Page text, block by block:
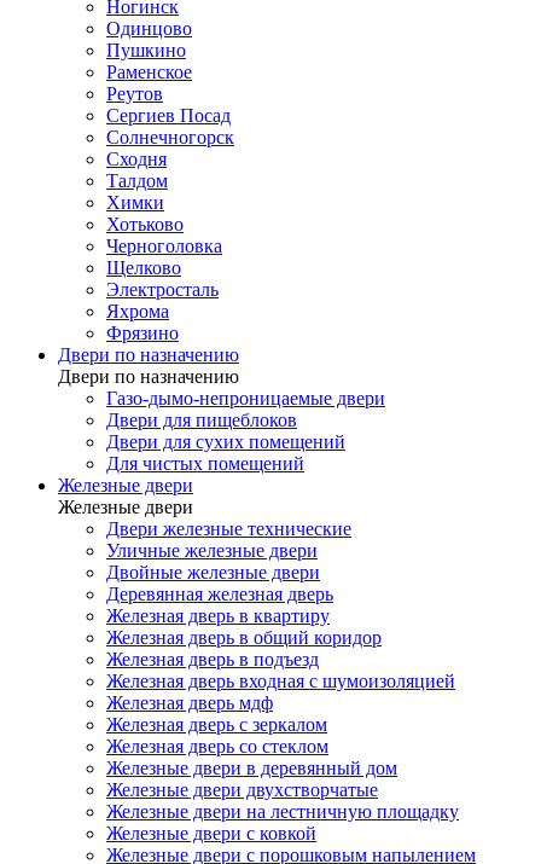
Ногинск
Одинцово
Пушкино
Раменское
Реутов
Сергиев Посад
Солнечногорск
Сходня
Талдом
Химки
Хотьково
Черноголовка
Щелково
Электросталь
Яхрома
Фрязино
Двери по назначению
Двери по назначению
Газо-дымо-непроницаемые двери
Двери для пищеблоков
Двери для сухих помещений
Для чистых помещений
Железные двери
Железные двери
Двери железные технические
Уличные железные двери
Двойные железные двери
Деревянная железная дверь
Железная дверь в квартиру
Железная дверь в общий коридор
Железная дверь в подъезд
Железная дверь входная с шумоизоляцией
Железная дверь мдф
Железная дверь с зеркалом
Железная дверь со стеклом
Железные двери в деревянный дом
Железные двери двухстворчатые
Железные двери на лестничную площадку
Железные двери с ковкой
Железные двери с порошковым напылением